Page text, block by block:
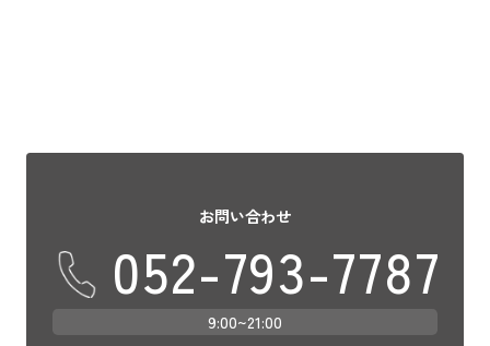
お問い合わせ
052-793-7787
9:00~21:00